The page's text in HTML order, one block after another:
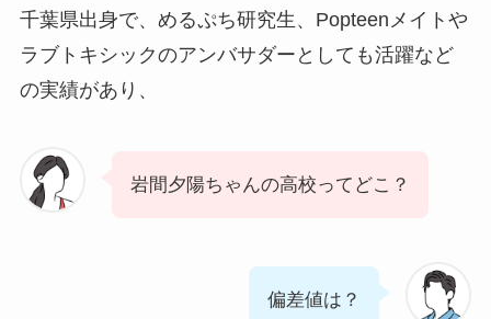
千葉県出身で、めるぷち研究生、Popteenメイトや
ラブトキシックのアンバサダーとしても活躍など
の実績があり、
岩間夕陽ちゃんの高校ってどこ？
偏差値は？